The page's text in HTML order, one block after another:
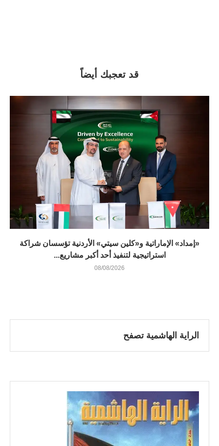
قد تعجبك أيضاً
«إمداد» الإماراتية و«كلين سيتي» الأردنية تؤسسان شراكة
استراتيجية لتنفيذ أحد أكبر مشاريع...
08/08/2026
الراية الهاشمية تصفح